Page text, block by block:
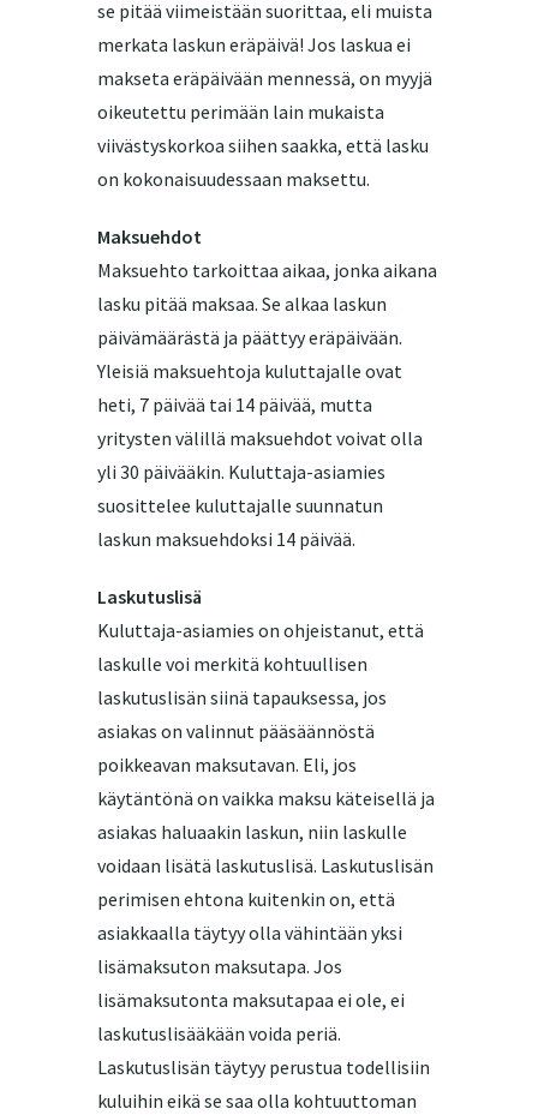
se pitää viimeistään suorittaa, eli muista
merkata laskun eräpäivä! Jos laskua ei
makseta eräpäivään mennessä, on myyjä
oikeutettu perimään lain mukaista
viivästyskorkoa siihen saakka, että lasku
on kokonaisuudessaan maksettu.
Maksuehdot
Maksuehto tarkoittaa aikaa, jonka aikana
lasku pitää maksaa. Se alkaa laskun
päivämäärästä ja päättyy eräpäivään.
Yleisiä maksuehtoja kuluttajalle ovat
heti, 7 päivää tai 14 päivää, mutta
yritysten välillä maksuehdot voivat olla
yli 30 päivääkin. Kuluttaja-asiamies
suosittelee kuluttajalle suunnatun
laskun maksuehdoksi 14 päivää.
Laskutuslisä
Kuluttaja-asiamies on ohjeistanut, että
laskulle voi merkitä kohtuullisen
laskutuslisän siinä tapauksessa, jos
asiakas on valinnut pääsäännöstä
poikkeavan maksutavan. Eli, jos
käytäntönä on vaikka maksu käteisellä ja
asiakas haluaakin laskun, niin laskulle
voidaan lisätä laskutuslisä. Laskutuslisän
perimisen ehtona kuitenkin on, että
asiakkaalla täytyy olla vähintään yksi
lisämaksuton maksutapa. Jos
lisämaksutonta maksutapaa ei ole, ei
laskutuslisääkään voida periä.
Laskutuslisän täytyy perustua todellisiin
kuluihin eikä se saa olla kohtuuttoman